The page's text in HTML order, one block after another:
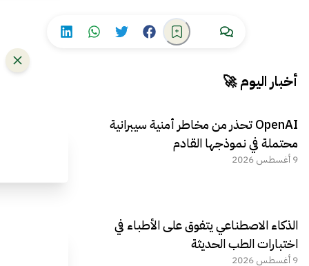
أخبار اليوم 🚀
OpenAI تحذر من مخاطر أمنية سيبرانية
محتملة في نموذجها القادم
9 أغسطس 2026
الذكاء الاصطناعي يتفوق على الأطباء في
اختبارات الطب الحديثة
9 أغسطس 2026